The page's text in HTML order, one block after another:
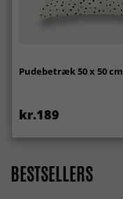
Pudebetræk 50 x 50 cm
kr.189
BESTSELLERS